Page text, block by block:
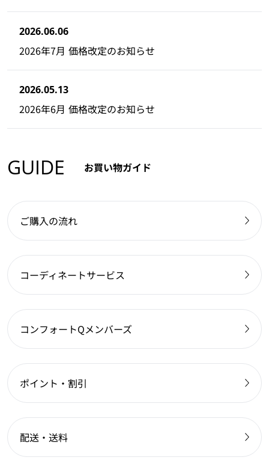
2026.06.06
2026年7月 価格改定のお知らせ
2026.05.13
2026年6月 価格改定のお知らせ
GUIDE お買い物ガイド
ご購入の流れ
コーディネートサービス
コンフォートQメンバーズ
ポイント・割引
配送・送料